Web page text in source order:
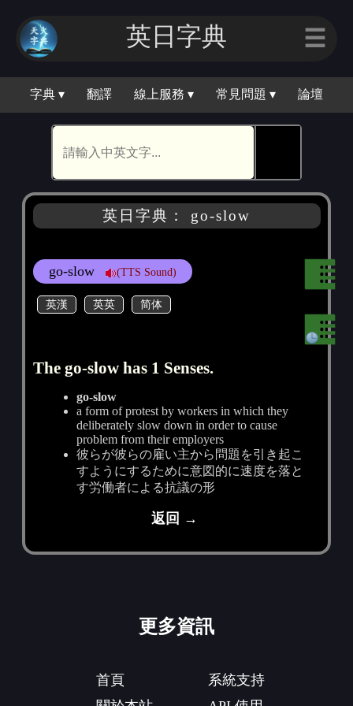
英日字典 ☰
字典 ▾ 翻譯 線上服務 ▾ 常見問題 ▾ 論壇
英日字典： go-slow
go-slow (TTS Sound)
英漢 英英 简体
The go-slow has 1 Senses.
go-slow
a form of protest by workers in which they
deliberately slow down in order to cause
problem from their employers
彼らが彼らの雇い主から問題を引き起こ
すようにするために意図的に速度を落と
す労働者による抗議の形
返回 →
更多資訊
首頁
系統支持